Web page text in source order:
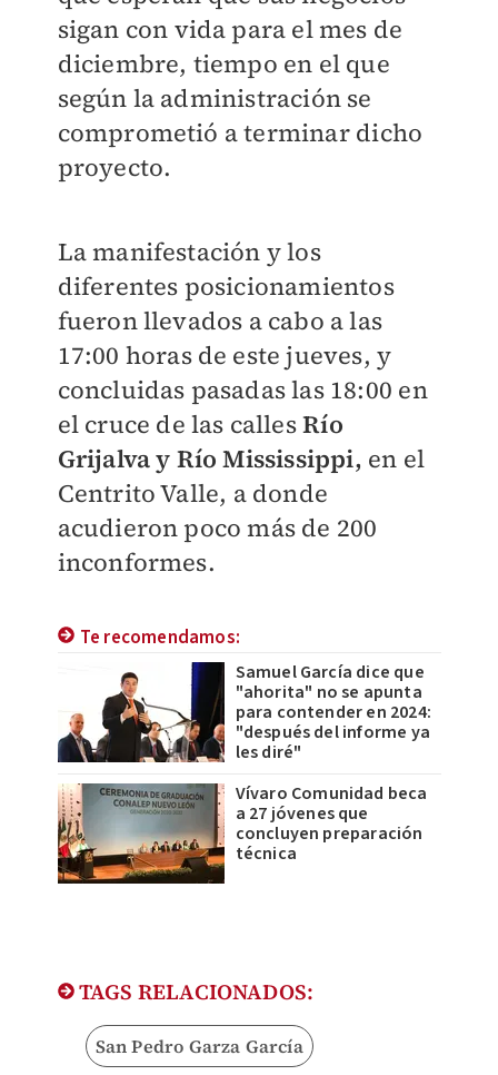
sigan con vida para el mes de
diciembre, tiempo en el que
según la administración se
comprometió a terminar dicho
proyecto.
La manifestación y los
diferentes posicionamientos
fueron llevados a cabo a las
17:00 horas de este jueves, y
concluidas pasadas las 18:00 en
el cruce de las callesRío
Grijalva y Río Mississippi, en el
Centrito Valle, a donde
acudieron poco más de 200
inconformes.
Te recomendamos:
Samuel García dice que
"ahorita" no se apunta
para contender en 2024:
"después del informe ya
les diré"
Vívaro Comunidad beca
a 27 jóvenes que
concluyen preparación
técnica
TAGS RELACIONADOS:
San Pedro Garza García